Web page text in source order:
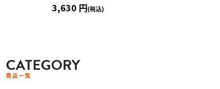
3,630 円(税込)
CATEGORY
商品一覧